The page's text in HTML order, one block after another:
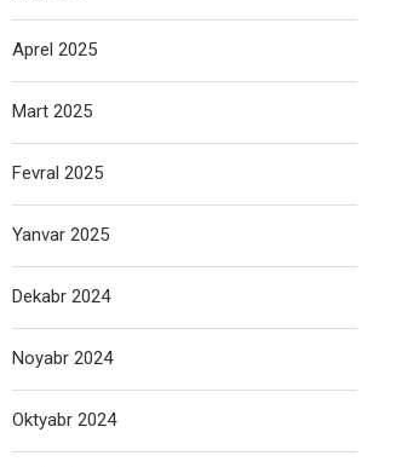
Aprel 2025
Mart 2025
Fevral 2025
Yanvar 2025
Dekabr 2024
Noyabr 2024
Oktyabr 2024